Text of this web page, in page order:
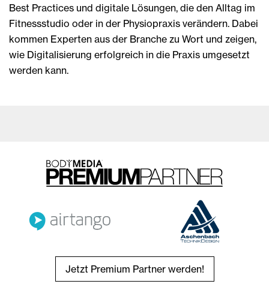
Best Practices und digitale Lösungen, die den Alltag im
Fitnessstudio oder in der Physiopraxis verändern. Dabei
kommen Experten aus der Branche zu Wort und zeigen,
wie Digitalisierung erfolgreich in die Praxis umgesetzt
werden kann.
Jetzt Premium Partner werden!